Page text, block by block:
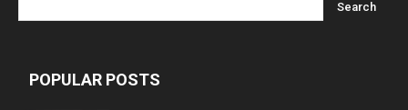
POPULAR POSTS